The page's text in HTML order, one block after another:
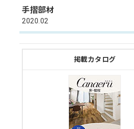
手摺部材
2020.02
掲載カタログ